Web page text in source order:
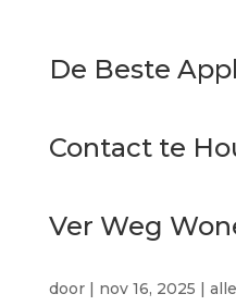
De Beste
Contact te
Ver Weg
door | nov 16, 2025 |